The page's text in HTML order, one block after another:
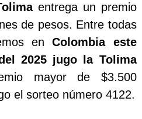
entrega un premio
de pesos. Entre todas
enColombia este
2025 jugo la Tolima
mayor de $3.500
el sorteo número 4122.